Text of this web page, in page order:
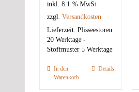
inkl. 8.1 % MwSt.
zzgl. Versandkosten
Lieferzeit: Plisseestoren
20 Werktage -
Stoffmuster 5 Werktage
In den
Warenkorb
Details